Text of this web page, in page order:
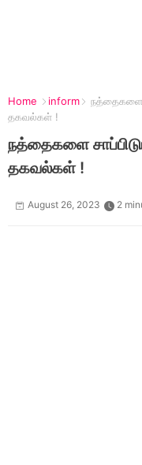
Home inform
நத்தைகளை
தகவல்கள் !
நத்தைகளை
தகவல்கள் !
August 26, 2023 2